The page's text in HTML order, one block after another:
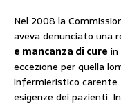
Nel 2008 la
aveva denunciato una
e mancanza di cure
eccezione per quella
infermieristico carente
esigenze dei pazienti.